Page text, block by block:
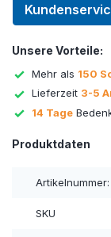
Unsere Vorteile:
Mehr als 150
Lieferzeit 3-5
14 Tage
Produktdaten
Artikelnummer:
SKU